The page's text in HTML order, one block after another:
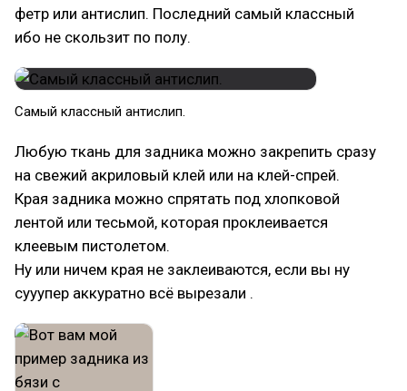
фетр или антислип. Последний самый классный
ибо не скользит по полу.
Самый классный антислип.
Любую ткань для задника можно закрепить сразу
на свежий акриловый клей или на клей-спрей.
Края задника можно спрятать под хлопковой
лентой или тесьмой, которая проклеивается
клеевым пистолетом.
Ну или ничем края не заклеиваются, если вы ну
сууупер аккуратно всё вырезали .